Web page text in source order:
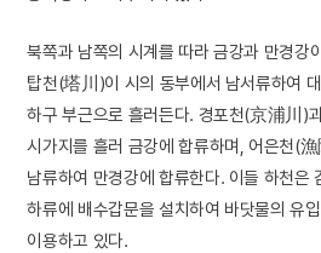
북쪽과 남쪽의 시계를 따라 금강과 만경강
탑천(塔川)이 시의 동부에서 남서류하여
하구 부근으로 흘러든다. 경포천(京浦川)
시가지를 흘러 금강에 합류하며, 어은천(
남류하여 만경강에 합류한다. 이들 하천은
하류에 배수갑문을 설치하여 바닷물의 유
이용하고 있다.